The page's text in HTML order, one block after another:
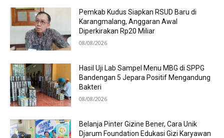
Pemkab Kudus Siapkan RSUD Baru di
Karangmalang, Anggaran Awal
Diperkirakan Rp20 Miliar
08/08/2026
Hasil Uji Lab Sampel Menu MBG di SPPG
Bandengan 5 Jepara Positif Mengandung
Bakteri
08/08/2026
Belanja Pinter Gizine Bener, Cara Unik
Djarum Foundation Edukasi Gizi Karyawan